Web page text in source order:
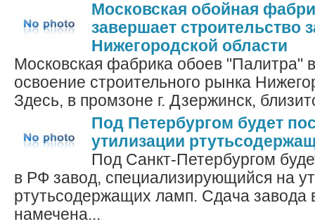
Московская обойная
завершает строительство
Нижегородской области
Московская фабрика обоев "Палитра"
освоение строительного рынка
Здесь, в промзоне г. Дзержинск,
Под Петербургом будет
утилизации
Под Санкт-Петербургом
в РФ завод, специализирующийся на
ртутьсодержащих ламп. Сдача завода
намечена...